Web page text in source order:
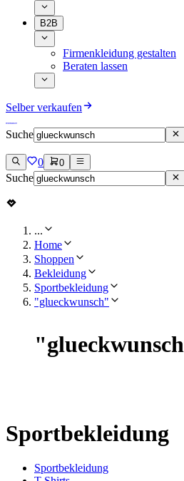
B2B
Firmenkleidung gestalten
Beraten lassen
Selber verkaufen
Suche
0 0
Suche
...
Home
Shoppen
Bekleidung
Sportbekleidung
"glueckwunsch"
"glueckwunsch
Sportbekleidung
Sportbekleidung